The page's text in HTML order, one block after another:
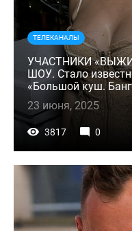
ТЕЛЕКАНАЛЫ
УЧАСТНИКИ
ШОУ. Стало
«Большой куш.
23 июня, 2025
3817 0